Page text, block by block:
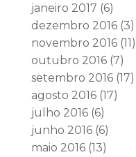
janeiro 2017 (6)
dezembro 2016(3)
novembro 2016(11)
outubro 2016(7)
setembro 2016(17)
agosto 2016(17)
julho 2016(6)
junho 2016(6)
maio 2016(13)